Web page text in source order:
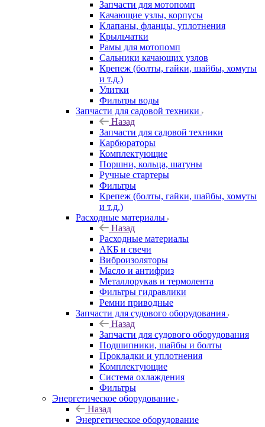
Запчасти для мотопомп
Качающие узлы, корпусы
Клапаны, фланцы, уплотнения
Крыльчатки
Рамы для мотопомп
Сальники качающих узлов
Крепеж (болты, гайки, шайбы, хомуты
и т.д.)
Улитки
Фильтры воды
Запчасти для садовой техники
Назад
Запчасти для садовой техники
Карбюраторы
Комплектующие
Поршни, кольца, шатуны
Ручные стартеры
Фильтры
Крепеж (болты, гайки, шайбы, хомуты
и т.д.)
Расходные материалы
Назад
Расходные материалы
АКБ и свечи
Виброизоляторы
Масло и антифриз
Металлорукав и термолента
Фильтры гидравлики
Ремни приводные
Запчасти для судового оборудования
Назад
Запчасти для судового оборудования
Подшипники, шайбы и болты
Прокладки и уплотнения
Комплектующие
Система охлаждения
Фильтры
Энергетическое оборудование
Назад
Энергетическое оборудование